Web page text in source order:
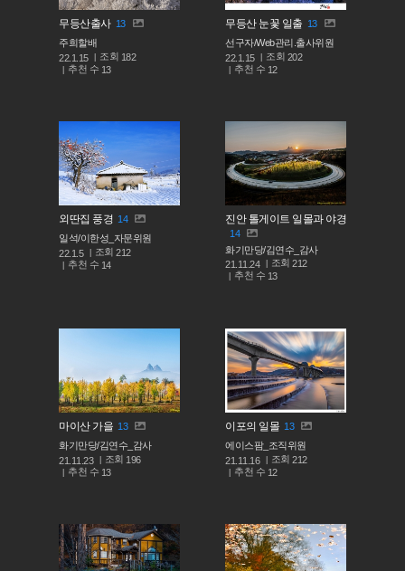
무등산출사 13
주희할배
22.1.15
조회 182
추천 수 13
무등산 눈꽃 일출 13
선구자/Web관리.출사위원
22.1.15
조회 202
추천 수 12
외딴집 풍경 14
일석/이한성_자문위원
22.1.5
조회212
추천 수 14
진안 톨게이트 일몰과 야경
14
화기만당/김연수_감사
21.11.24
조회212
추천 수 13
마이산 가을 13
화기만당/김연수_감사
21.11.23
조회 196
추천 수 13
이포의 일몰 13
에이스팜_조직위원
21.11.16
조회212
추천 수 12